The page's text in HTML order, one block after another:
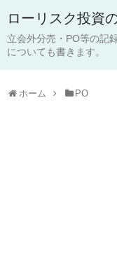
ローリスク投資
立会外分売・PO等の記
についても書きます。
ホーム PO